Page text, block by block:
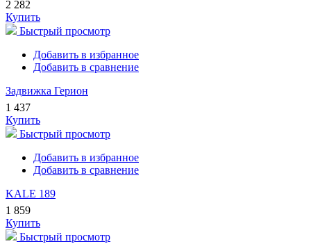
2 282
Купить
Быстрый просмотр
Добавить в избранное
Добавить в сравнение
Задвижка Герион
1 437
Купить
Быстрый просмотр
Добавить в избранное
Добавить в сравнение
KALE 189
1 859
Купить
Быстрый просмотр